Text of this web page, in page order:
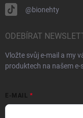
@bionehty
ODEBÍRAT
Vložte svůj e-mail a my
produktech na našem e-
E-MAIL